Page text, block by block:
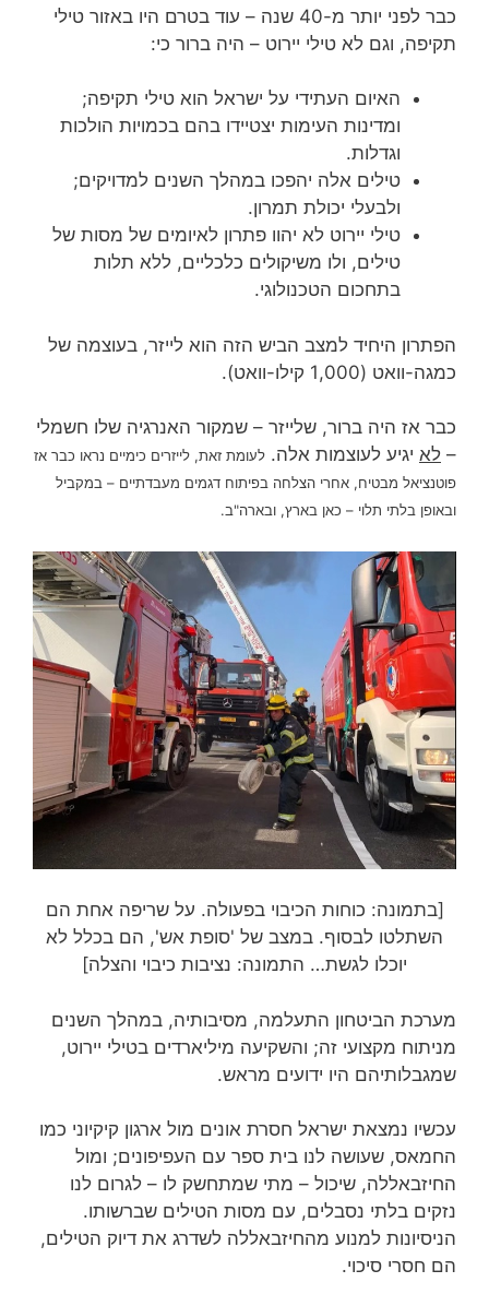
כבר לפני יותר מ-40 שנה – עוד בטרם היו באזור טילי
תקיפה, וגם לא טילי יירוט – היה ברור כי:
האיום העתידי על ישראל הוא טילי תקיפה;
ומדינות העימות יצטיידו בהם בכמויות הולכות
וגדלות.
טילים אלה יהפכו במהלך השנים למדויקים;
ולבעלי יכולת תמרון.
טילי יירוט לא יהוו פתרון לאיומים של מסות של
טילים, ולו משיקולים כלכליים, ללא תלות
בתחכום הטכנולוגי.
הפתרון היחיד למצב הביש הזה הוא לייזר, בעוצמה של
כמגה-וואט (1,000 קילו-וואט).
כבר אז היה ברור, שלייזר – שמקור האנרגיה שלו חשמלי
– לא יגיע לעוצמות אלה. לעומת זאת, לייזרים כימיים נראו כבר אז
פוטנציאל מבטיח, אחרי הצלחה בפיתוח דגמים מעבדתיים – במקביל
ובאופן בלתי תלוי – כאן בארץ, ובארה"ב.
[בתמונה: כוחות הכיבוי בפעולה. על שריפה אחת הם
השתלטו לבסוף. במצב של 'סופת אש', הם בכלל לא
יוכלו לגשת… התמונה: נציבות כיבוי והצלה]
מערכת הביטחון התעלמה, מסיבותיה, במהלך השנים
מניתוח מקצועי זה; והשקיעה מיליארדים בטילי יירוט,
שמגבלותיהם היו ידועים מראש.
עכשיו נמצאת ישראל חסרת אונים מול ארגון קיקיוני כמו
החמאס, שעושה לנו בית ספר עם העפיפונים; ומול
החיזבאללה, שיכול – מתי שמתחשק לו – לגרום לנו
נזקים בלתי נסבלים, עם מסות הטילים שברשותו.
הניסיונות למנוע מהחיזבאללה לשדרג את דיוק הטילים,
הם חסרי סיכוי.